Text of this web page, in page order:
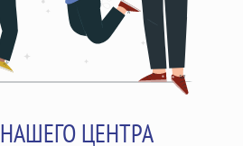
ЦЕНТРА